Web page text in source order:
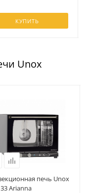
КУПИТЬ
Unox
печь Unox
Arianna